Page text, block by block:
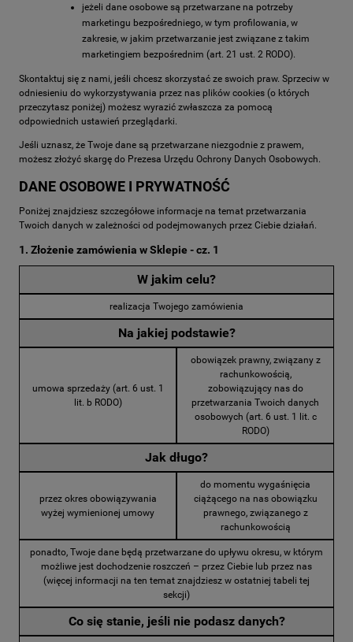
jeżeli dane osobowe są przetwarzane na potrzeby
marketingu bezpośredniego, w tym profilowania, w
zakresie, w jakim przetwarzanie jest związane z takim
marketingiem bezpośrednim (art. 21 ust. 2 RODO).
Skontaktuj się z nami, jeśli chcesz skorzystać ze swoich praw. Sprzeciw w
odniesieniu do wykorzystywania przez nas plików cookies (o których
przeczytasz poniżej) możesz wyrazić zwłaszcza za pomocą
odpowiednich ustawień przeglądarki.
Jeśli uznasz, że Twoje dane są przetwarzane niezgodnie z prawem,
możesz złożyć skargę do Prezesa Urzędu Ochrony Danych Osobowych.
DANE OSOBOWE I PRYWATNOŚĆ
Poniżej znajdziesz szczegółowe informacje na temat przetwarzania
Twoich danych w zależności od podejmowanych przez Ciebie działań.
1. Złożenie zamówienia w Sklepie - cz. 1
W jakim celu?
realizacja Twojego zamówienia
Na jakiej podstawie?
umowa sprzedaży (art. 6 ust. 1
lit. b RODO)
obowiązek prawny, związany z
rachunkowością,
zobowiązujący nas do
przetwarzania Twoich danych
osobowych (art. 6 ust. 1 lit. c
RODO)
Jak długo?
przez okres obowiązywania
wyżej wymienionej umowy
do momentu wygaśnięcia
ciążącego na nas obowiązku
prawnego, związanego z
rachunkowością
ponadto, Twoje dane będą przetwarzane do upływu okresu, w którym
możliwe jest dochodzenie roszczeń – przez Ciebie lub przez nas
(więcej informacji na ten temat znajdziesz w ostatniej tabeli tej
sekcji)
Co się stanie, jeśli nie podasz danych?